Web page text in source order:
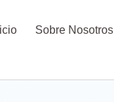
Sobre Nosotros